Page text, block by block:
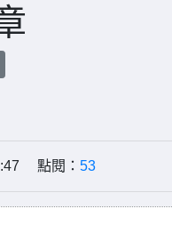
點閱： 53